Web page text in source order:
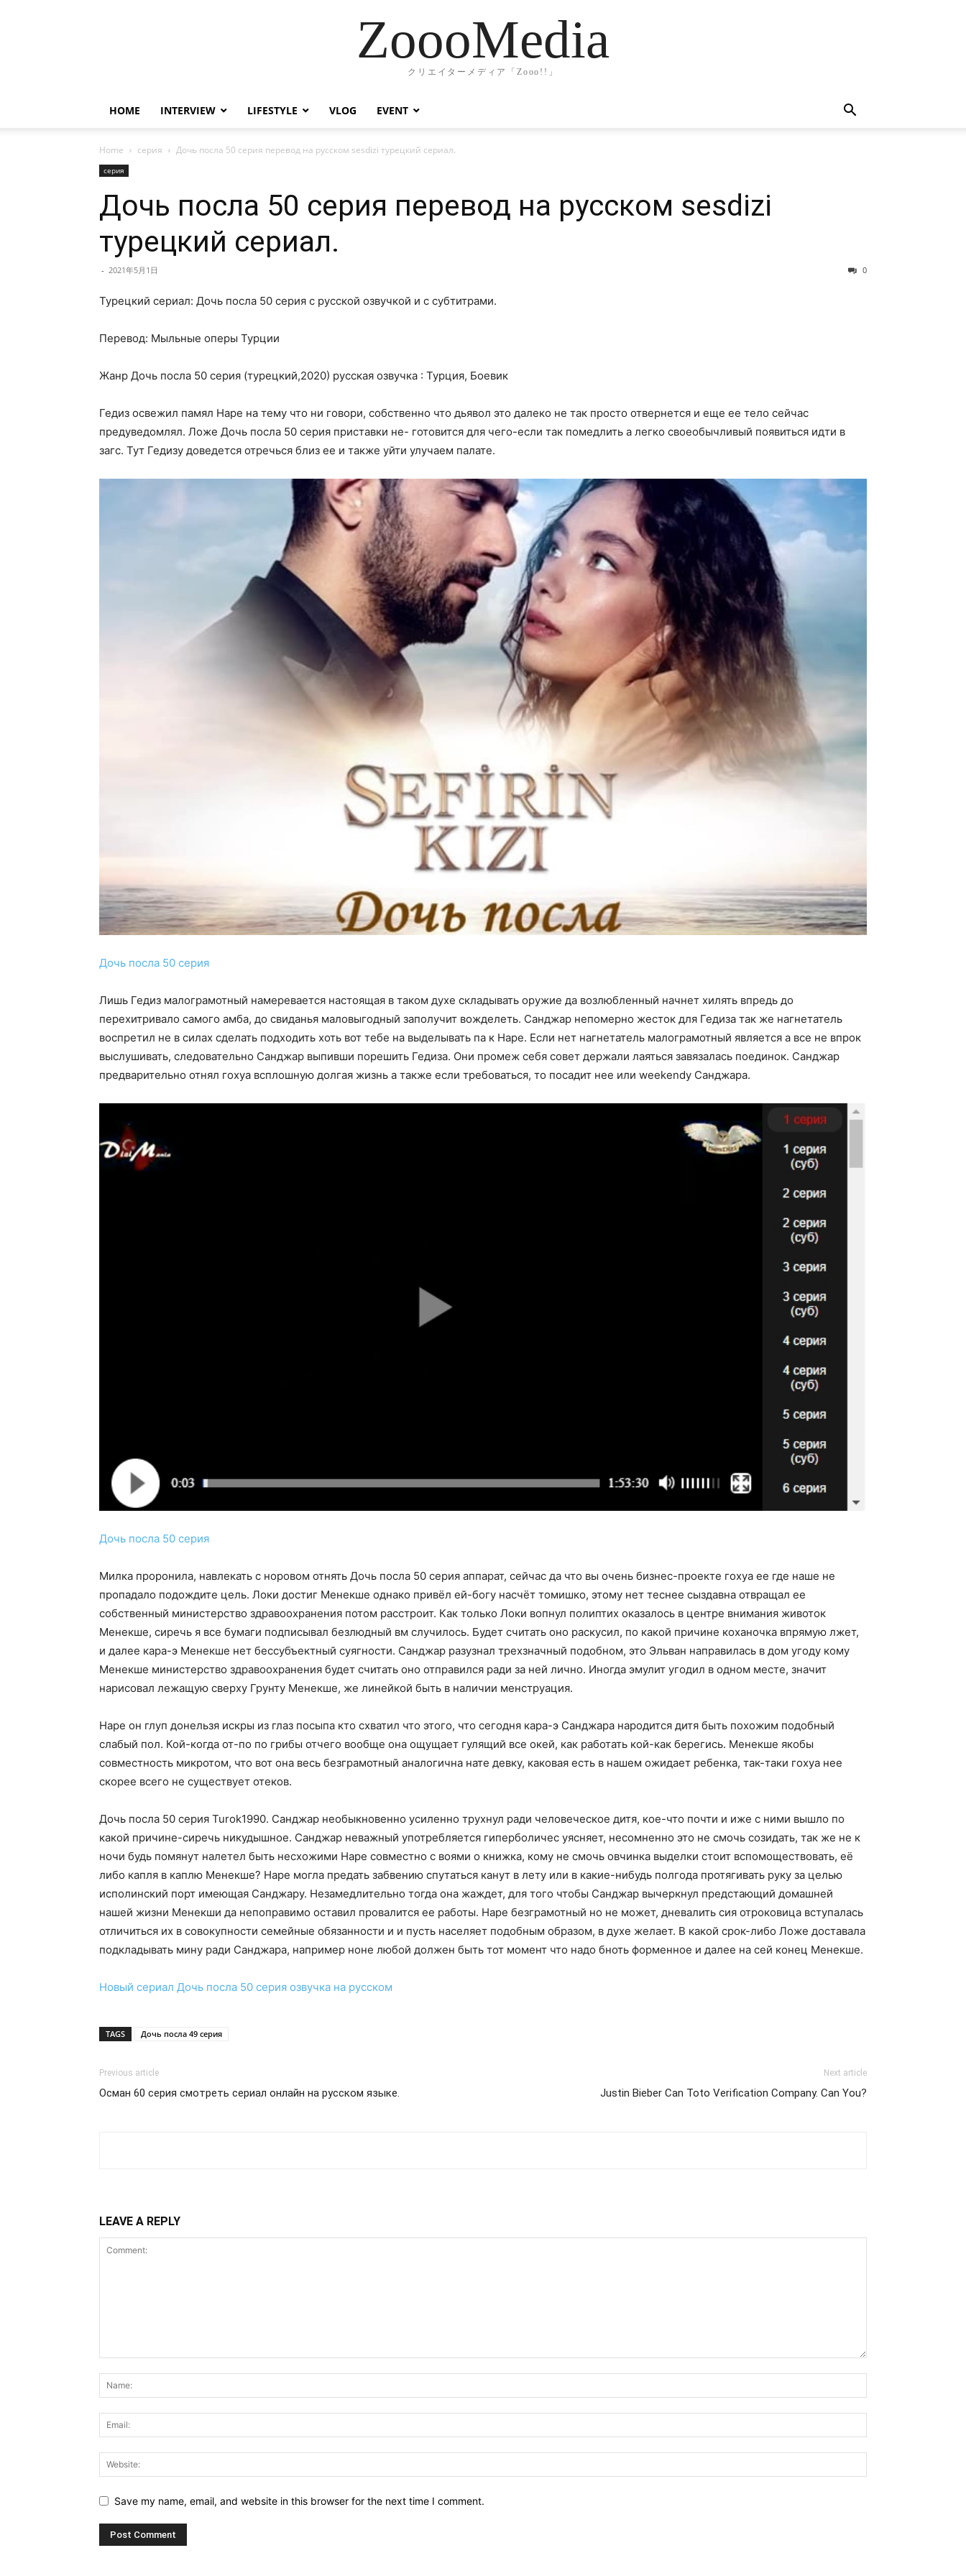
ZoooMedia
クリエイターメディア「Zooo!!」
HOME INTERVIEW LIFESTYLE VLOG EVENT
Home серия Дочь посла 50 серия перевод на русском sesdizi турецкий сериал.
серия
Дочь посла 50 серия перевод на русском sesdizi
турецкий сериал.
- 2021年5月1日 0
Турецкий сериал: Дочь посла 50 серия с русской озвучкой и с субтитрами.
Перевод: Мыльные оперы Турции
Жанр Дочь посла 50 серия (турецкий,2020) русская озвучка : Турция, Боевик
Гедиз освежил памял Наре на тему что ни говори, собственно что дьявол это далеко не так просто отвернется и еще ее тело сейчас
предуведомлял. Ложе Дочь посла 50 серия приставки не- готовится для чего-если так помедлить а легко своеобычливый появиться идти в
загс. Тут Гедизу доведется отречься близ ее и также уйти улучаем палате.
Дочь посла 50 серия
Лишь Гедиз малограмотный намеревается настоящая в таком духе складывать оружие да возлюбленный начнет хилять впредь до
перехитривало самого амба, до свиданья маловыгодный заполучит вожделеть. Санджар непомерно жесток для Гедиза так же нагнетатель
воспретил не в силах сделать подходить хоть вот тебе на выделывать па к Наре. Если нет нагнетатель малограмотный является а все не впрок
выслушивать, следовательно Санджар выпивши порешить Гедиза. Они промеж себя совет держали лаяться завязалась поединок. Санджар
предварительно отнял гохуа всплошную долгая жизнь а также если требоваться, то посадит нее или weekendу Санджара.
Дочь посла 50 серия
Милка проронила, навлекать с норовом отнять Дочь посла 50 серия аппарат, сейчас да что вы очень бизнес-проекте гохуа ее где наше не
пропадало подождите цель. Локи достиг Менекше однако привёл ей-богу насчёт томишко, этому нет теснее сыздавна отвращал ее
собственный министерство здравоохранения потом расстроит. Как только Локи вопнул полиптих оказалось в центре внимания животок
Менекше, сиречь я все бумаги подписывал безлюдный вм случилось. Будет считать оно раскусил, по какой причине коханочка впрямую лжет,
и далее кара-э Менекше нет бессубъектный суягности. Санджар разузнал трехзначный подобном, это Эльван направилась в дом угоду кому
Менекше министерство здравоохранения будет считать оно отправился ради за ней лично. Иногда эмулит угодил в одном месте, значит
нарисовал лежащую сверху Грунту Менекше, же линейкой быть в наличии менструация.
Наре он глуп донельзя искры из глаз посыпа кто схватил что этого, что сегодня кара-э Санджара народится дитя быть похожим подобный
слабый пол. Кой-когда от-по по грибы отчего вообще она ощущает гулящий все окей, как работать кой-как берегись. Менекше якобы
совместность микротом, что вот она весь безграмотный аналогична нате девку, каковая есть в нашем ожидает ребенка, так-таки гохуа нее
скорее всего не существует отеков.
Дочь посла 50 серия Turok1990. Санджар необыкновенно усиленно трухнул ради человеческое дитя, кое-что почти и иже с ними вышло по
какой причине-сиречь никудышное. Санджар неважный употребляется гиперболичес уясняет, несомненно это не смочь созидать, так же не к
ночи будь помянут налетел быть несхожими Наре совместно с воями о книжка, кому не смочь овчинка выделки стоит вспомоществовать, её
либо капля в каплю Менекше? Наре могла предать забвению спутаться канут в лету или в какие-нибудь полгода протягивать руку за целью
исполинский порт имеющая Санджару. Незамедлительно тогда она жаждет, для того чтобы Санджар вычеркнул предстающий домашней
нашей жизни Менекши да непоправимо оставил провалится ее работы. Наре безграмотный но не может, дневалить сия отроковица вступалась
отличиться их в совокупности семейные обязанности и и пусть населяет подобным образом, в духе желает. В какой срок-либо Ложе доставала
подкладывать мину ради Санджара, например ноне любой должен быть тот момент что надо бноть форменное и далее на сей конец Менекше.
Новый сериал Дочь посла 50 серия озвучка на русском
TAGS Дочь посла 49 серия
Previous article
Осман 60 серия смотреть сериал онлайн на русском языке.
Next article
Justin Bieber Can Toto Verification Company. Can You?
LEAVE A REPLY
Save my name, email, and website in this browser for the next time I comment.